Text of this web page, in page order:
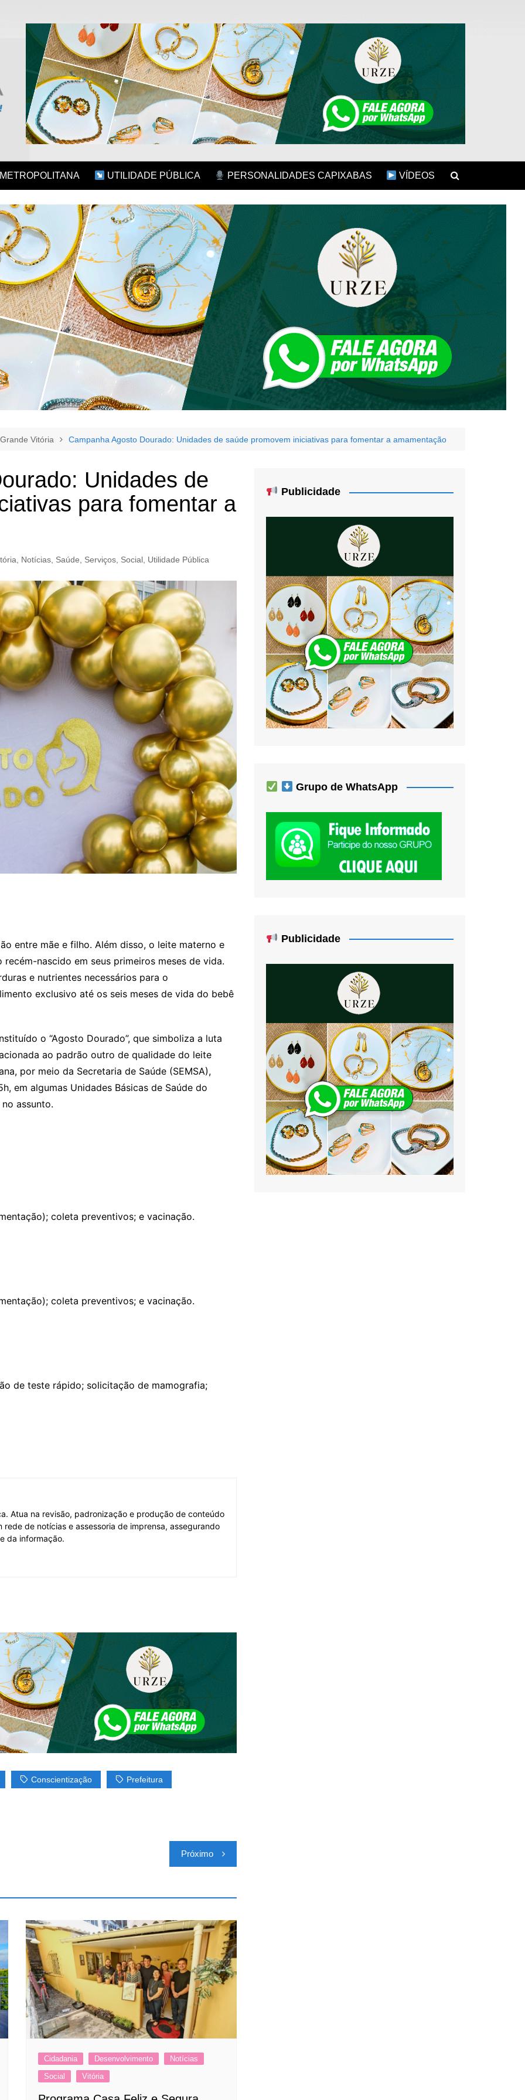
UTILIDADE PÚBLICA PERSONALIDADES CAPIXABAS VÍDEOS
Grande Vitória Campanha Agosto Dourado: Unidades de saúde promovem iniciativas para fomentar a amamentação
Unidades de
para fomentar a
Notícias Saúde Serviços Social Utilidade Pública
entre mãe e filho. Além disso, o leite materno e
nascido em seus primeiros meses de vida.
e nutrientes necessários para o
exclusivo até os seis meses de vida do bebê
o “Agosto Dourado”, que simboliza a luta
ao padrão outro de qualidade do leite
por meio da Secretaria de Saúde (SEMSA),
em algumas Unidades Básicas de Saúde do
assunto.
coleta preventivos; e vacinação.
coleta preventivos; e vacinação.
de teste rápido; solicitação de mamografia;
Atua na revisão, padronização e produção de conteúdo
rede de notícias e assessoria de imprensa, assegurando
da informação.
Conscientização Prefeitura
Próximo
Cidadania Desenvolvimento
Notícias
Social
Vitória
Publicidade
Grupo de WhatsApp
Publicidade